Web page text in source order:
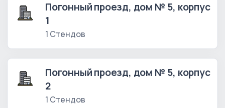
Погонный проезд, дом № 5, корпус
1
1 Стендов
Погонный проезд, дом № 5, корпус
2
1 Стендов